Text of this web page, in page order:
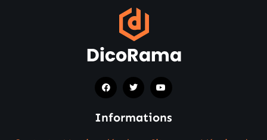
Informations